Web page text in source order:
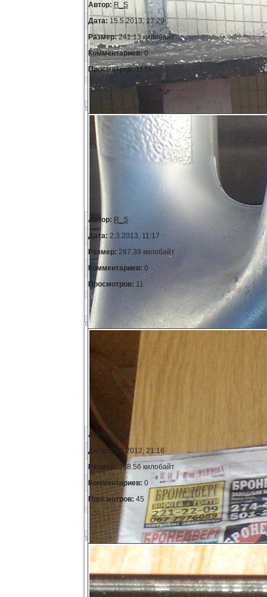
Автор: R_S
Дата: 15.5.2013, 17:29
Размер:241.13 килобайт
Комментариев:0
Просмотров:1174
Автор: R_S
Дата: 2.3.2013, 11:17
Размер: 287.39 килобайт
Комментариев: 0
Просмотров: 11
Автор: R_S
Дата:25.8.2012, 21:16
Размер: 268.56 килобайт
Комментариев: 0
Просмотров: 45